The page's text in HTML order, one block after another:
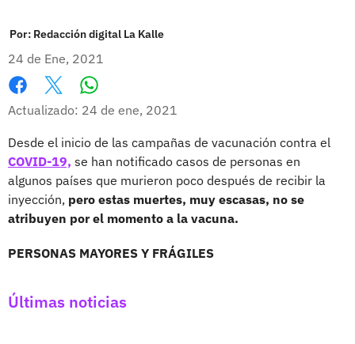
Por: Redacción digital La Kalle
24 de Ene, 2021
Facebook
X
Actualizado: 24 de ene, 2021
Desde el inicio de las campañas de vacunación contra el
COVID-19, se han notificado casos de personas en
algunos países que murieron poco después de recibir la
inyección, pero estas muertes, muy escasas, no se
atribuyen por el momento a la vacuna.
PERSONAS MAYORES Y FRÁGILES
Últimas noticias